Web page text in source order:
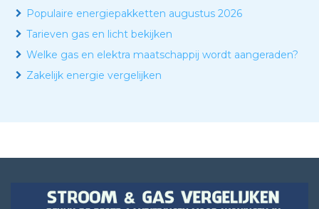
Populaire energiepakketten augustus 2026
Tarieven gas en licht bekijken
Welke gas en elektra maatschappij wordt aangeraden?
Zakelijk energie vergelijken